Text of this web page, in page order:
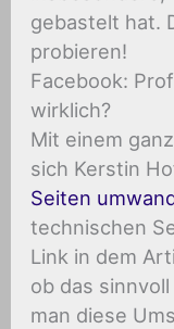
gebastelt hat.
probieren!
Facebook:
wirklich?
Mit einem
sich Kerstin
Seiten
technischen
Link in dem
ob das
man diese